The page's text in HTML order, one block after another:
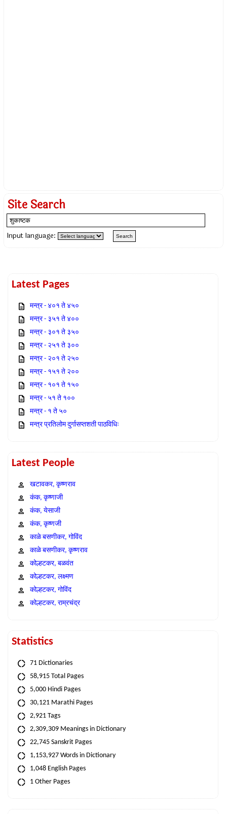
Site Search
Input language:
Latest Pages
मन्त्र - ४०१ ते ४५०
मन्त्र - ३५१ ते ४००
मन्त्र - ३०१ ते ३५०
मन्त्र - २५१ ते ३००
मन्त्र - २०१ ते २५०
मन्त्र - १५१ ते २००
मन्त्र - १०१ ते १५०
मन्त्र - ५१ ते १००
मन्त्र - १ ते ५०
मन्त्र प्रतिलोम दुर्गासप्तशती पाठविधिः
Latest People
खटावकर, कृष्णराव
कंक, कृष्णाजी
कंक, येसाजी
कंक, कृष्णजी
काळे बसणीकर, गोविंद
काळे बसणीकर, कृष्णराव
कोल्हटकर, बळवंत
कोल्हटकर, लक्ष्मण
कोल्हटकर, गोविंद
कोल्हटकर, राम्रचंद्र
Statistics
71 Dictionaries
58,915 Total Pages
5,000 Hindi Pages
30,121 Marathi Pages
2,921 Tags
2,309,309 Meanings in Dictionary
22,745 Sanskrit Pages
1,153,927 Words in Dictionary
1,048 English Pages
1 Other Pages